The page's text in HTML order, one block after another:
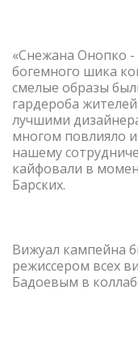
«Снежана Онопко
богемного шика
смелые образы
гардероба
лучшими
многом повлияло
нашему
кайфовали в
Барских.
Вижуал кампейна
режиссером всех
Бадоевым в